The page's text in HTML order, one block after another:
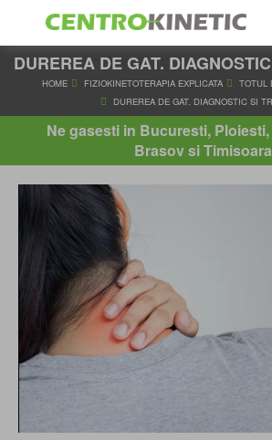
DUREREA DE GAT.
FIZIOKINETOTERAPIA
DUREREA DE GAT.
Ne gasesti in Bucuresti,
Brasov si